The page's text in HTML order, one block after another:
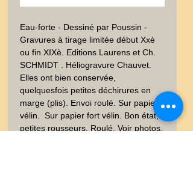
Eau-forte - Dessiné par Poussin -
Gravures à tirage limitée début Xxè
ou fin XIXè. Editions Laurens et Ch.
SCHMIDT . Héliogravure Chauvet.
Elles ont bien conservée,
quelquesfois petites déchirures en
marge (plis). Envoi roulé. Sur papier
vélin.  Sur papier fort vélin. Bon état,
petites rousseurs, Roulé, Voir photos.